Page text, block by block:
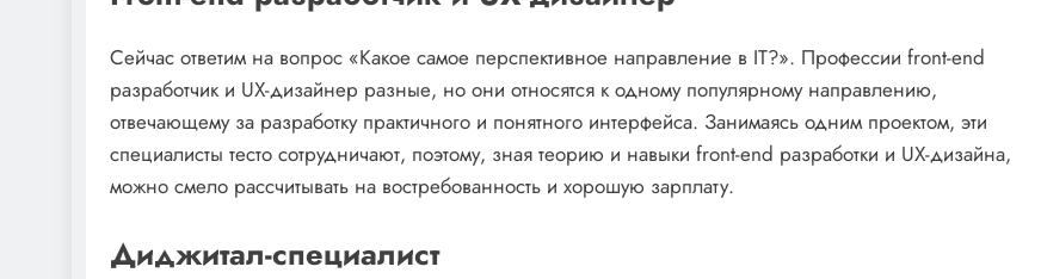
Сейчас ответим на вопрос «Какое самое перспективное направление в IT?». Профессии front-end
разработчик и UX-дизайнер разные, но они относятся к одному популярному направлению,
отвечающему за разработку практичного и понятного интерфейса. Занимаясь одним проектом, эти
специалисты тесто сотрудничают, поэтому, зная теорию и навыки front-end разработки и UX-дизайна,
можно смело рассчитывать на востребованность и хорошую зарплату.
Диджитал-специалист